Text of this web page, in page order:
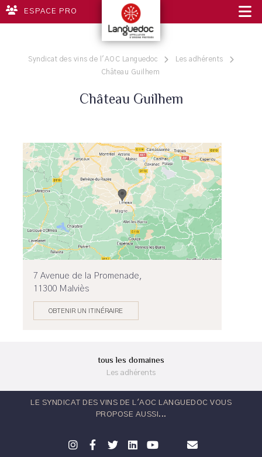
ESPACE PRO
Syndicat des vins de l'AOC Languedoc
Les adhérents
Château Guilhem
Château Guilhem
7 Avenue de la Promenade,
11300 Malviès
OBTENIR UN ITINÉRAIRE
tous les domaines
Les adhérents
LE SYNDICAT DES VINS DE L'AOC LANGUEDOC VOUS
PROPOSE AUSSI...